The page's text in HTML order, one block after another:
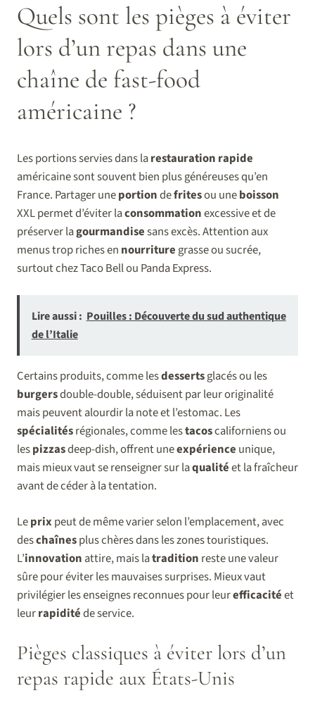
Quels sont les pièges à éviter
lors d’un repas dans une
chaîne de fast-food
américaine ?
Les portions servies dans larestauration rapide
américaine sont souvent bien plus généreuses qu’en
France. Partager uneportiondefritesou uneboisson
XXL permet d’éviter laconsommationexcessive et de
préserver lagourmandisesans excès. Attention aux
menus trop riches en nourrituregrasse ou sucrée,
surtout chez Taco Bell ou Panda Express.
Lire aussi : Pouilles : Découverte du sud authentique
de l’Italie
Certains produits, comme lesdessertsglacés ou les
burgersdouble-double, séduisent par leur originalité
mais peuvent alourdir la note et l’estomac. Les
spécialitésrégionales, comme lestacoscaliforniens ou
lespizzasdeep-dish, offrent uneexpérience unique,
mais mieux vaut se renseigner sur laqualitéet la fraîcheur
avant de céder à la tentation.
Leprix peut de même varier selon l’emplacement, avec
deschaînesplus chères dans les zones touristiques.
L’innovation attire, mais latradition reste une valeur
sûre pour éviter les mauvaises surprises. Mieux vaut
privilégier les enseignes reconnues pour leurefficacitéet
leurrapiditéde service.
Pièges classiques à éviter lors d’un
repas rapide aux États-Unis